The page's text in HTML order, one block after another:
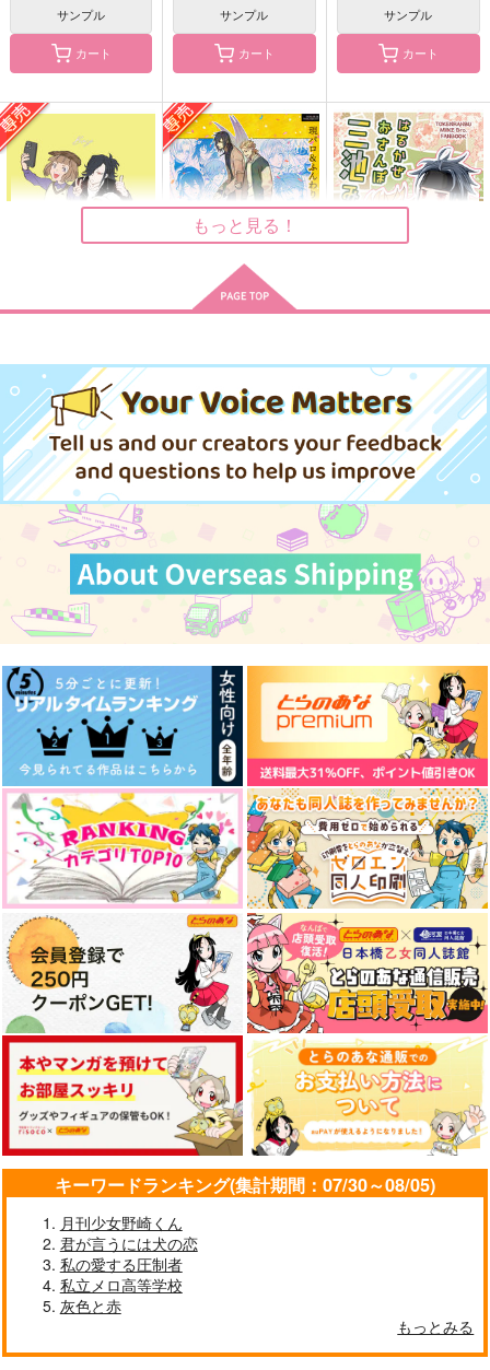
m.m.m.
3,929円（税込）
大典太光世
サンプル
作品詳細
m.m.m.
4,715円（税込）
大典太光世
サンプル
作品詳細
円（税込）
サンプル
作品詳細
くらし
ん
472 円（税込）
七松小平太×平滝夜叉丸
サンプル
作品詳細
景の夕なるを忘れ
望宴郷
サンプル
作品詳細
夢うつら
mccat
688円 （税込）
五条悟×乙骨憂太
サンプル
作品詳細
オバケなんてないさ
ちょこどーなつ
822円（税込）
オールキャラ
サンプル
作品詳細
世界うぐさんぽ
らでんばん
880円（税込）
鶯丸
サンプル
作品詳細
日常茶飯
春マンジャロ
891円（税込）
竈門炭治郎
サンプル
作品詳細
らでんばん
DRAGONBALL
サンプル
カート
サンプル
カート
サンプル
カート
Anti
専売 787 （税込）
刀剣乱舞
大典太光世×前田藤四郎
サンプル
カート
THALASSA
専売 944円（税込）
大典太光世×ソハヤノツルキ
サンプル
三池みち
BITTERMILK
787 （税込）
刀剣乱舞
大典太光世
ソハヤノツルキ
サンプル
彩りある平穏
緑にそそぐ
専売 472円（税込）
刀剣乱舞
大典太光世×鬼丸国綱
サンプル
カート
人の身の、いたずら
道草と熟音
900円（税込）
刀剣乱舞
大典太光世×水心子正秀
サンプル
カート
ねこねこねこ！
THALASSA
専売 944円（税込）
刀剣乱舞
ソハヤノツルキ
サンプル
カート
あなたと巡る春夏秋冬
もっと見る！
キーワードランキング(集計期間：07/30～08/05)
月刊少女野崎くん
君が言うには犬の恋
私の愛する圧制者
私立メロ高等学校
灰色と赤
もっとみる